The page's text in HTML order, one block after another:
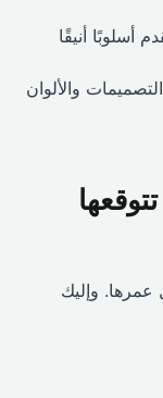
أسلوبًا أنيقًا
والألوان
وإليك